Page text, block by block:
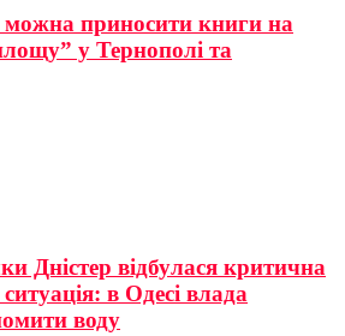
можна приносити книги на
у Тернополі та
Дністер відбулася критична
в Одесі влада
воду